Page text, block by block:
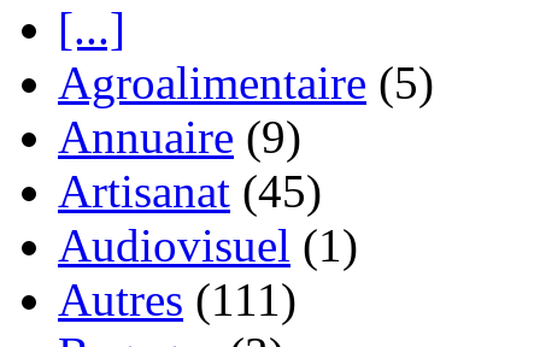
[...]
Agroalimentaire (5)
Annuaire (9)
Artisanat (45)
Audiovisuel (1)
Autres (111)